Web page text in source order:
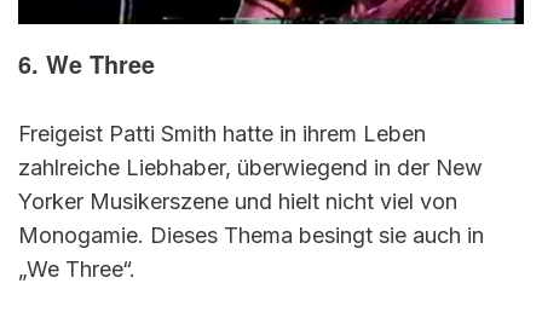
6. We Three
Freigeist Patti Smith hatte in ihrem Leben
zahlreiche Liebhaber, überwiegend in der New
Yorker Musikerszene und hielt nicht viel von
Monogamie. Dieses Thema besingt sie auch in
„We Three“.